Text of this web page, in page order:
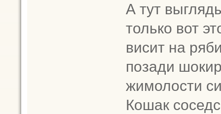
А тут
только вот
висит на
позади
жимолости
Кошак